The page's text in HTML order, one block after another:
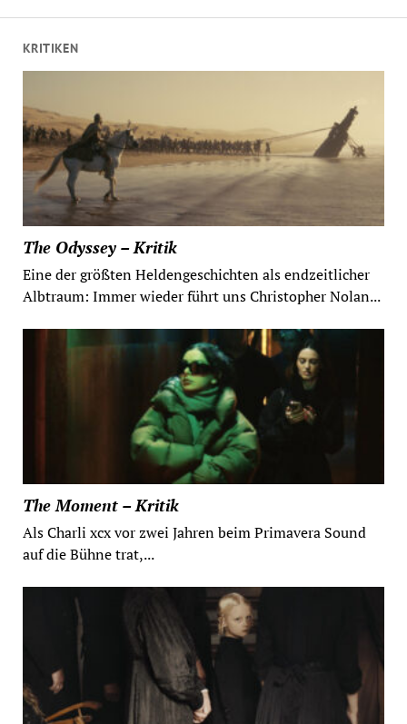
KRITIKEN
The Odyssey – Kritik
Eine der größten Heldengeschichten als endzeitlicher
Albtraum: Immer wieder führt uns Christopher Nolan...
The Moment – Kritik
Als Charli xcx vor zwei Jahren beim Primavera Sound
auf die Bühne trat,...